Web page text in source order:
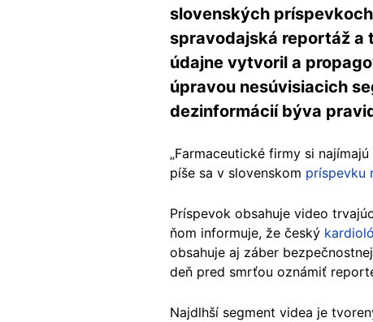
slovenských
spravodajská reportáž a
údajne vytvoril a
úpravou nesúvisiacich
dezinformácií býva
„Farmaceutické firmy si
píše sa v slovenskom príspevku
Príspevok obsahuje video
ňom informuje, že český
obsahuje aj záber
deň pred smrťou oznámiť
Najdlhší segment videa je